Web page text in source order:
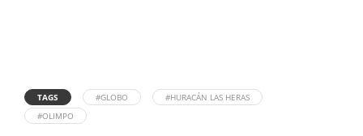
TAGS #GLOBO
#HURACÁN LAS HERAS
#OLIMPO